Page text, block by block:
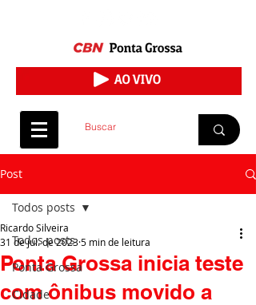
Post
Todos posts
Ponta Grossa
Cidade
Todos posts
Ponta Grossa inicia teste
com ônibus movido a
Ricardo Silveira
31 de jul. de 20235 min de leitura